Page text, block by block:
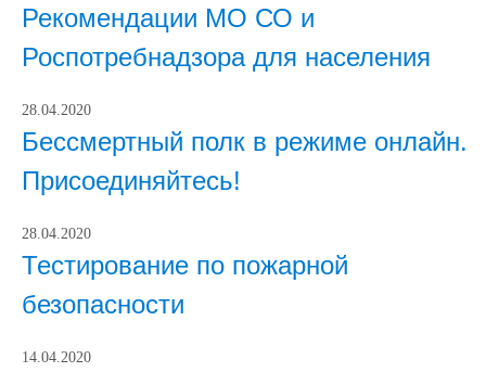
Рекомендации МО СО и
Роспотребнадзора для населения
28.04.2020
Бессмертный полк в режиме онлайн.
Присоединяйтесь!
28.04.2020
Тестирование по пожарной
безопасности
14.04.2020